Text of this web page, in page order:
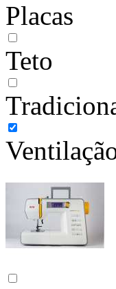
Placas
Teto